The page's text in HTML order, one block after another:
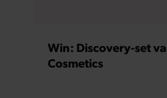
Win: Discovery-set
Cosmetics